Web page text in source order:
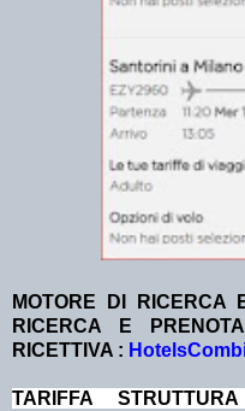
MOTORE DI RICERCA
RICERCA E
RICETTIVA :
TA RIFFA